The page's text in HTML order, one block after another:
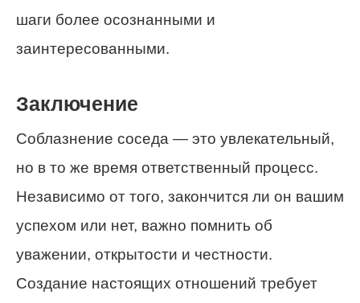
шаги более осознанными и
заинтересованными.
Заключение
Соблазнение соседа — это увлекательный,
но в то же время ответственный процесс.
Независимо от того, закончится ли он вашим
успехом или нет, важно помнить об
уважении, открытости и честности.
Создание настоящих отношений требует